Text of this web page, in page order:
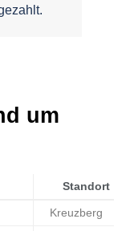
um
Standort
Kreuzberg